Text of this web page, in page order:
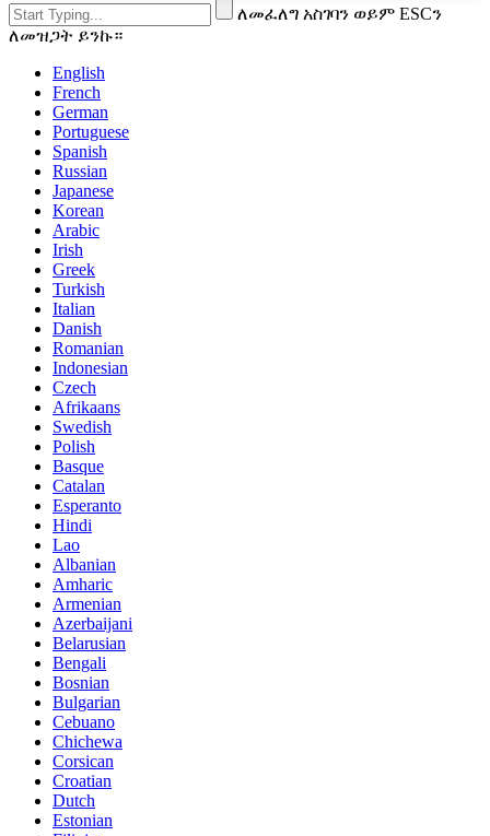
ለመፈለግ አስገባን ወይም ESCን
ለመዝጋት ይንኩ።
English
French
German
Portuguese
Spanish
Russian
Japanese
Korean
Arabic
Irish
Greek
Turkish
Italian
Danish
Romanian
Indonesian
Czech
Afrikaans
Swedish
Polish
Basque
Catalan
Esperanto
Hindi
Lao
Albanian
Amharic
Armenian
Azerbaijani
Belarusian
Bengali
Bosnian
Bulgarian
Cebuano
Chichewa
Corsican
Croatian
Dutch
Estonian